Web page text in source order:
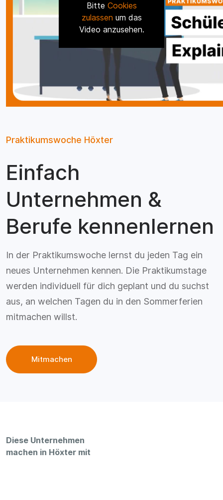
Bitte Cookies
zulassen um das
Video anzusehen.
Praktikumswoche Höxter
Einfach
Unternehmen &
Berufe kennenlernen
In der Praktikumswoche lernst du jeden Tag ein
neues Unternehmen kennen. Die Praktikumstage
werden individuell für dich geplant und du suchst
aus, an welchen Tagen du in den Sommerferien
mitmachen willst.
Mitmachen
Diese Unternehmen
machen in Höxter mit